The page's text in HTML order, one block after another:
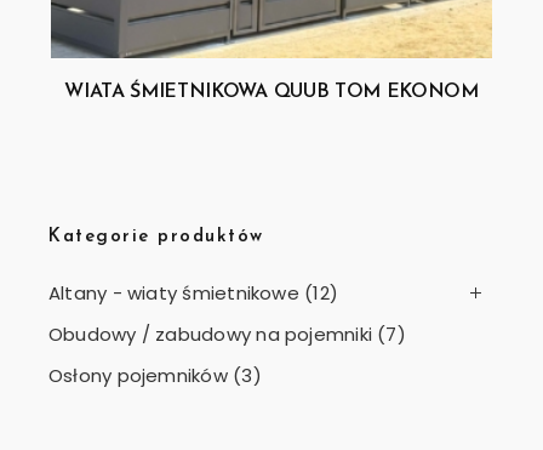
WIATA ŚMIETNIKOWA QUUB TOM EKONOM
Kategorie produktów
Altany - wiaty śmietnikowe (12)
Obudowy / zabudowy na pojemniki (7)
Osłony pojemników (3)